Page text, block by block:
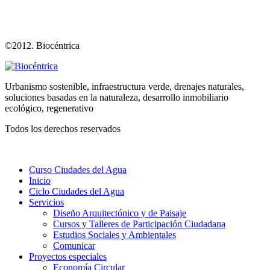
©2012. Biocéntrica
Urbanismo sostenible, infraestructura verde, drenajes naturales,
soluciones basadas en la naturaleza, desarrollo inmobiliario
ecológico, regenerativo
Todos los derechos reservados
Curso Ciudades del Agua
Inicio
Ciclo Ciudades del Agua
Servicios
Diseño Arquitectónico y de Paisaje
Cursos y Talleres de Participación Ciudadana
Estudios Sociales y Ambientales
Comunicar
Proyectos especiales
Economía Circular